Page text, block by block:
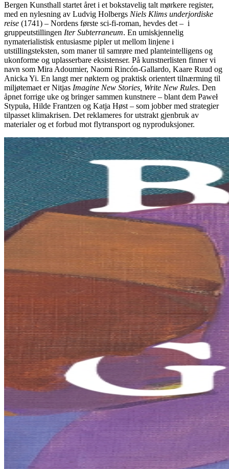
Bergen Kunsthall startet året i et bokstavelig talt mørkere register,
med en nylesning av Ludvig Holbergs Niels Klims underjordiske
reise (1741) – Nordens første sci-fi-roman, hevdes det – i
gruppeutstillingen Iter Subterraneum. En umiskjennelig
nymaterialistisk entusiasme pipler ut mellom linjene i
utstillingsteksten, som maner til samrøre med planteintelligens og
ukonforme og uplasserbare eksistenser. På kunstnerlisten finner vi
navn som Mira Adoumier, Naomi Rincón-Gallardo, Kaare Ruud og
Anicka Yi. En langt mer nøktern og praktisk orientert tilnærming til
miljøtemaet er Nitjas Imagine New Stories, Write New Rules. Den
åpnet forrige uke og bringer sammen kunstnere – blant dem Paweł
Stypuła, Hilde Frantzen og Katja Høst – som jobber med strategier
tilpasset klimakrisen. Det reklameres for utstrakt gjenbruk av
materialer og et forbud mot flytransport og nyproduksjoner.